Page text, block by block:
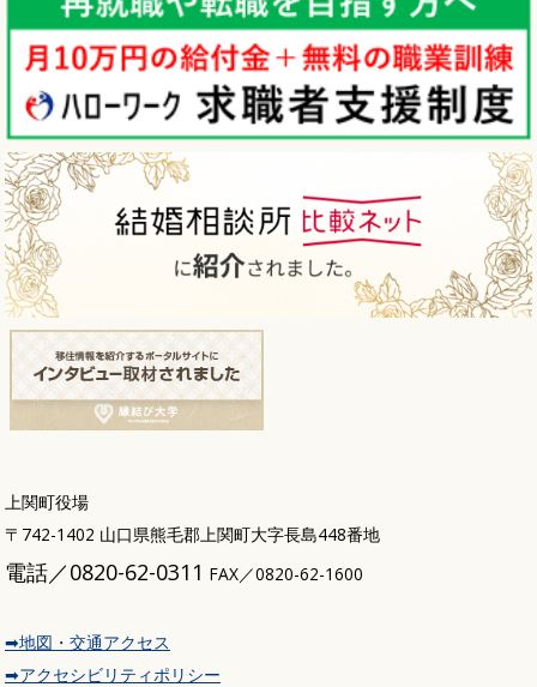
上関町役場
〒742-1402 山口県熊毛郡上関町大字長島448番地
電話／0820-62-0311 FAX／0820-62-1600
➡地図・交通アクセス
➡アクセシビリティポリシー